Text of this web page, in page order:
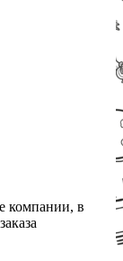
компании, в